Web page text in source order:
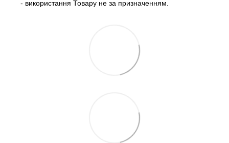
- використання Товару не за призначенням.